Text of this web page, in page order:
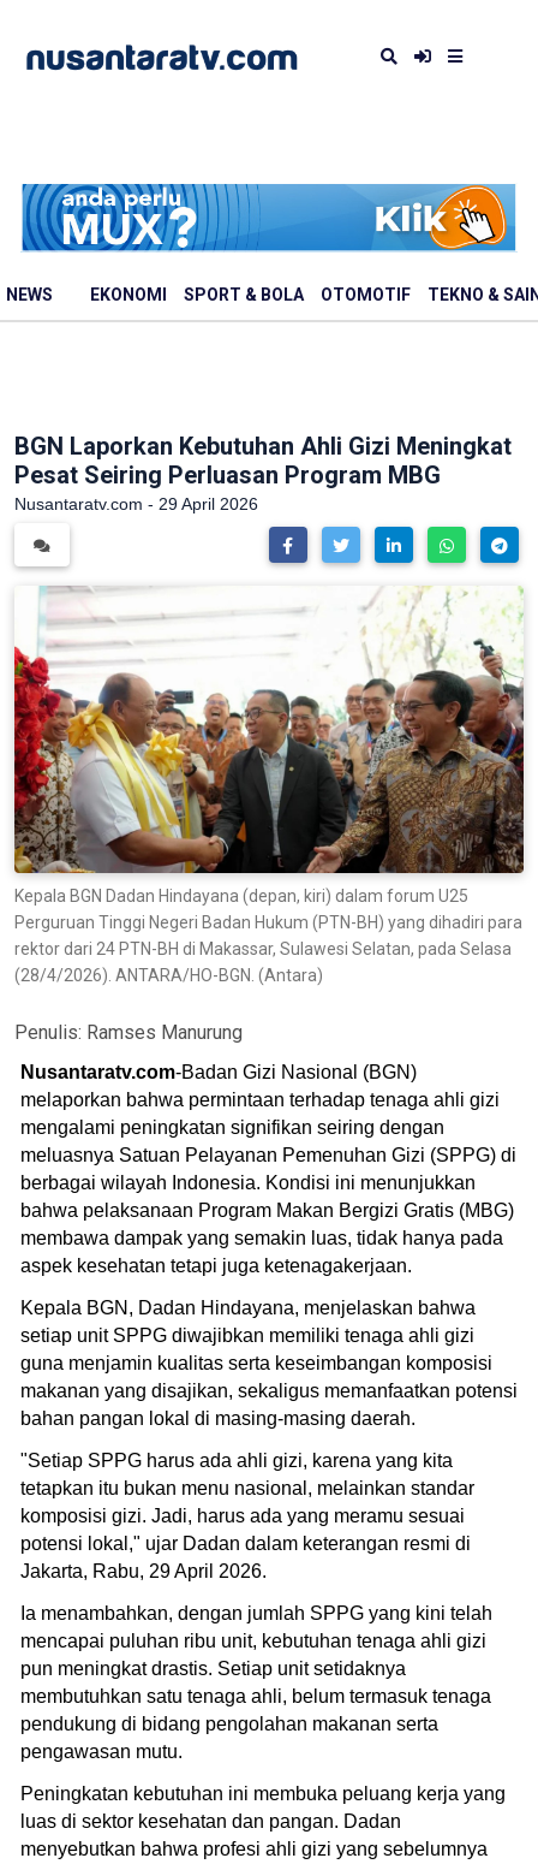
NEWS EKONOMI SPORT & BOLA OTOMOTIF TEKNO &
BGN Laporkan Kebutuhan Ahli Gizi Meningkat
Pesat Seiring Perluasan Program MBG
Nusantaratv.com - 29 April 2026
Kepala BGN Dadan Hindayana (depan, kiri) dalam forum U25
Perguruan Tinggi Negeri Badan Hukum (PTN-BH) yang dihadiri para
rektor dari 24 PTN-BH di Makassar, Sulawesi Selatan, pada Selasa
(28/4/2026). ANTARA/HO-BGN. (Antara)
Penulis: Ramses Manurung
Nusantaratv.com-Badan Gizi Nasional (BGN)
melaporkan bahwa permintaan terhadap tenaga ahli gizi
mengalami peningkatan signifikan seiring dengan
meluasnya Satuan Pelayanan Pemenuhan Gizi (SPPG) di
berbagai wilayah Indonesia. Kondisi ini menunjukkan
bahwa pelaksanaan Program Makan Bergizi Gratis (MBG)
membawa dampak yang semakin luas, tidak hanya pada
aspek kesehatan tetapi juga ketenagakerjaan.
Kepala BGN, Dadan Hindayana, menjelaskan bahwa
setiap unit SPPG diwajibkan memiliki tenaga ahli gizi
guna menjamin kualitas serta keseimbangan komposisi
makanan yang disajikan, sekaligus memanfaatkan potensi
bahan pangan lokal di masing-masing daerah.
"Setiap SPPG harus ada ahli gizi, karena yang kita
tetapkan itu bukan menu nasional, melainkan standar
komposisi gizi. Jadi, harus ada yang meramu sesuai
potensi lokal," ujar Dadan dalam keterangan resmi di
Jakarta, Rabu, 29 April 2026.
Ia menambahkan, dengan jumlah SPPG yang kini telah
mencapai puluhan ribu unit, kebutuhan tenaga ahli gizi
pun meningkat drastis. Setiap unit setidaknya
membutuhkan satu tenaga ahli, belum termasuk tenaga
pendukung di bidang pengolahan makanan serta
pengawasan mutu.
Peningkatan kebutuhan ini membuka peluang kerja yang
luas di sektor kesehatan dan pangan. Dadan
menyebutkan bahwa profesi ahli gizi yang sebelumnya